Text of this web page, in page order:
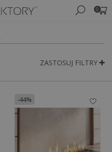
0
ZASTOSUJ FILTRY
-44%